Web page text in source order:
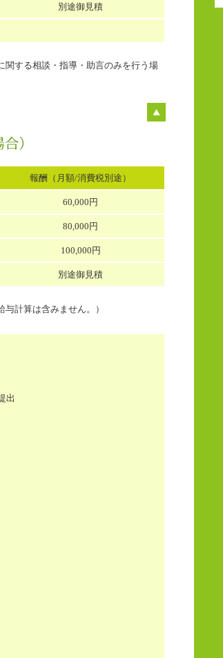
別途御見積
関する相談・指導・助言のみを行う場
報酬（月額/消費税別途）
60,000円
80,000円
100,000円
別途御見積
計算は含みません。）
出